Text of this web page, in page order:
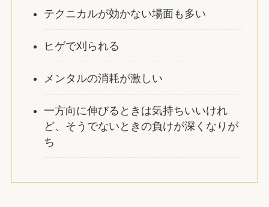
テクニカルが効かない場面も多い
ヒゲで刈られる
メンタルの消耗が激しい
一方向に伸びるときは気持ちいいけれ
ど、そうでないときの負けが深くなりが
ち